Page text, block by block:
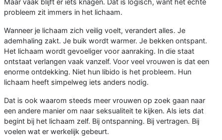
Maar vaak blijft er iets knagen. Dat is logisch, want het echte
probleem zit immers in het lichaam.
Wanneer je lichaam zich veilig voelt, verandert alles. Je
ademhaling zakt. Je buik wordt warmer. Je bekken ontspant.
Het lichaam wordt gevoeliger voor aanraking. In die staat
ontstaat verlangen vaak vanzelf. Voor veel vrouwen is dat een
enorme ontdekking. Niet hun libido is het probleem. Hun
lichaam heeft simpelweg iets anders nodig.
Dat is ook waarom steeds meer vrouwen op zoek gaan naar
een andere manier om naar seksualiteit te kijken. Als iets dat
begint bij het lichaam zelf. Bij ontspanning. Bij vertragen. Bij
voelen wat er werkelijk gebeurt.